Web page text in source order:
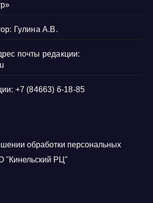
Гулина А.В.
почты редакции:
+7 (84663) 6-18-85
обработки персональных
"Кинельский РЦ"